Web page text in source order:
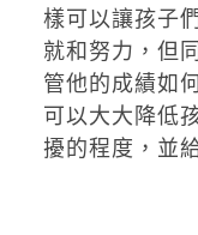
樣可以讓孩子
就和努力，但
管他的成績如
可以大大降低
擾的程度，並